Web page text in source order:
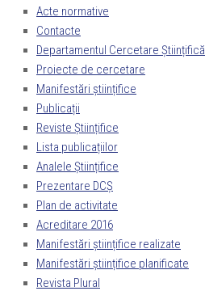
Acte normative
Contacte
Departamentul Cercetare Științifică
Proiecte de cercetare
Manifestări științifice
Publicații
Reviste Științifice
Lista publicațiilor
Analele Științifice
Prezentare DCȘ
Plan de activitate
Acreditare 2016
Manifestări științifice realizate
Manifestări științifice planificate
Revista Plural